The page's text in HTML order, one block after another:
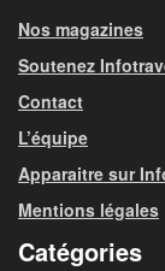
Nos magazines
Soutenez
Contact
L’équipe
Apparaitre sur
Mentions légales
Catégories